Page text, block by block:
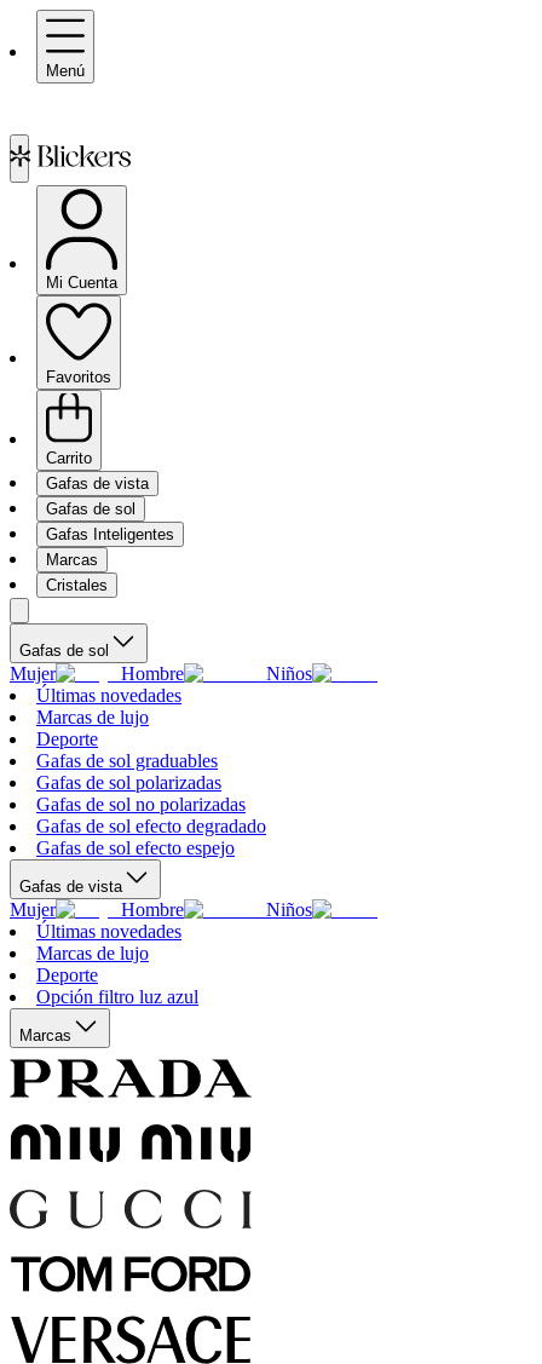
Menú
Mi Cuenta
Favoritos
Carrito
Gafas de vista
Gafas de sol
Gafas Inteligentes
Marcas
Cristales
Gafas de sol
Mujer Hombre
Niños
Últimas novedades
Marcas de lujo
Deporte
Gafas de sol graduables
Gafas de sol polarizadas
Gafas de sol no polarizadas
Gafas de sol efecto degradado
Gafas de sol efecto espejo
Gafas de vista
Mujer Hombre
Niños
Últimas novedades
Marcas de lujo
Deporte
Opción filtro luz azul
Marcas